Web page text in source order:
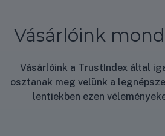
Vásárlóink
Vásárlóink a TrustIndex által
osztanak meg velünk a
lentiekben ezen